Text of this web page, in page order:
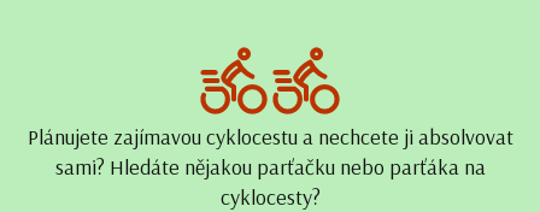
Plánujete zajímavou cyklocestu a nechcete ji absolvovat
sami? Hledáte nějakou parťačku nebo parťáka na
cyklocesty?